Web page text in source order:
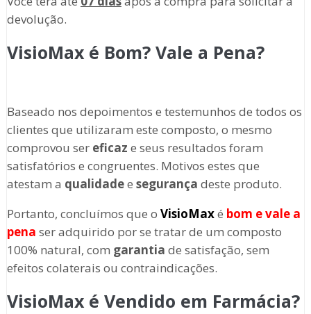
devolução.
VisioMax é Bom? Vale a Pena?
Baseado nos depoimentos e testemunhos de todos os
clientes que utilizaram este composto, o mesmo
comprovou ser eficaz e seus resultados foram
satisfatórios e congruentes. Motivos estes que
atestam a qualidadee segurança deste produto.
Portanto, concluímos que o VisioMaxé bom e vale a
pena ser adquirido por se tratar de um composto
100% natural, com garantia de satisfação, sem
efeitos colaterais ou contraindicações.
VisioMax é Vendido em Farmácia?